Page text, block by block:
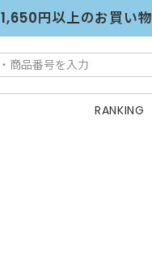
1,650円以上のお買い
RANKING